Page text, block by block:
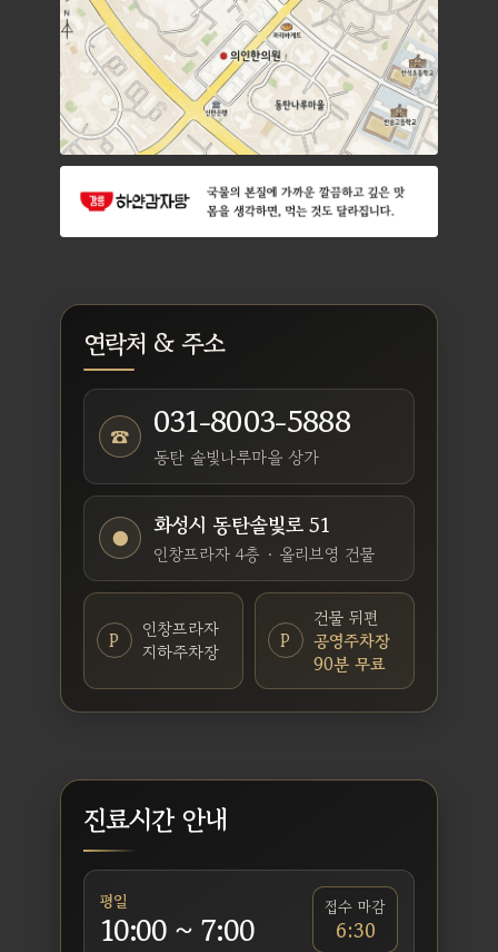
연락처 & 주소
☎ 031-8003-5888
동탄 솔빛나루마을 상가
● 화성시 동탄솔빛로 51
인창프라자 4층 · 올리브영 건물
P
인창프라자
지하주차장
P
건물 뒤편
공영주차장
90분 무료
진료시간 안내
평일
10:00 ~ 7:00
접수 마감
6:30